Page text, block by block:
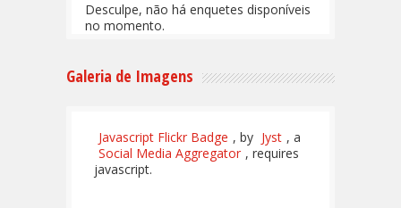
Desculpe, não há enquetes disponíveis
no momento.
Galeria de Imagens
Javascript Flickr Badge , by Jyst , a
Social Media Aggregator , requires
javascript.